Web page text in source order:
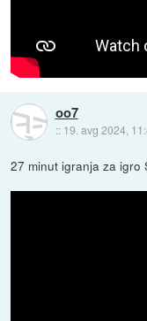
oo7
:: 19. avg 2024,
27 minut igranja za igro